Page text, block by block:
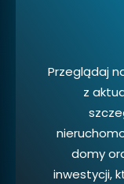
Przeglądaj
z
domy
inwestycji,